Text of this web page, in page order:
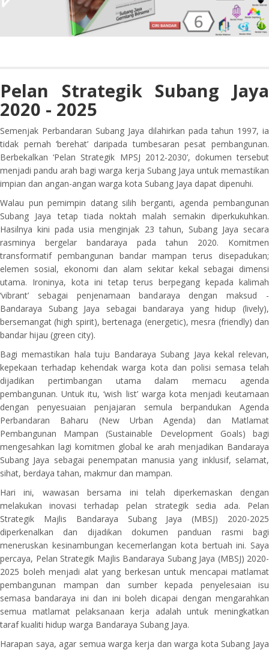
Pelan Strategik Subang Jaya
2020 - 2025
Semenjak Perbandaran Subang Jaya dilahirkan pada tahun 1997, ia
tidak pernah ‘berehat’ daripada tumbesaran pesat pembangunan.
Berbekalkan ‘Pelan Strategik MPSJ 2012-2030’, dokumen tersebut
menjadi pandu arah bagi warga kerja Subang Jaya untuk memastikan
impian dan angan-angan warga kota Subang Jaya dapat dipenuhi.
Walau pun pemimpin datang silih berganti, agenda pembangunan
Subang Jaya tetap tiada noktah malah semakin diperkukuhkan.
Hasilnya kini pada usia menginjak 23 tahun, Subang Jaya secara
rasminya bergelar bandaraya pada tahun 2020. Komitmen
transformatif pembangunan bandar mampan terus disepadukan;
elemen sosial, ekonomi dan alam sekitar kekal sebagai dimensi
utama. Ironinya, kota ini tetap terus berpegang kepada kalimah
‘vibrant’ sebagai penjenamaan bandaraya dengan maksud -
Bandaraya Subang Jaya sebagai bandaraya yang hidup (lively),
bersemangat (high spirit), bertenaga (energetic), mesra (friendly) dan
bandar hijau (green city).
Bagi memastikan hala tuju Bandaraya Subang Jaya kekal relevan,
kepekaan terhadap kehendak warga kota dan polisi semasa telah
dijadikan pertimbangan utama dalam memacu agenda
pembangunan. Untuk itu, ‘wish list’ warga kota menjadi keutamaan
dengan penyesuaian penjajaran semula berpandukan Agenda
Perbandaran Baharu (New Urban Agenda) dan Matlamat
Pembangunan Mampan (Sustainable Development Goals) bagi
mengesahkan lagi komitmen global ke arah menjadikan Bandaraya
Subang Jaya sebagai penempatan manusia yang inklusif, selamat,
sihat, berdaya tahan, makmur dan mampan.
Hari ini, wawasan bersama ini telah diperkemaskan dengan
melakukan inovasi terhadap pelan strategik sedia ada. Pelan
Strategik Majlis Bandaraya Subang Jaya (MBSJ) 2020-2025
diperkenalkan dan dijadikan dokumen panduan rasmi bagi
meneruskan kesinambungan kecemerlangan kota bertuah ini. Saya
percaya, Pelan Strategik Majlis Bandaraya Subang Jaya (MBSJ) 2020-
2025 boleh menjadi alat yang berkesan untuk mencapai matlamat
pembangunan mampan dan sumber kepada penyelesaian isu
semasa bandaraya ini dan ini boleh dicapai dengan mengarahkan
semua matlamat pelaksanaan kerja adalah untuk meningkatkan
taraf kualiti hidup warga Bandaraya Subang Jaya.
Harapan saya, agar semua warga kerja dan warga kota Subang Jaya